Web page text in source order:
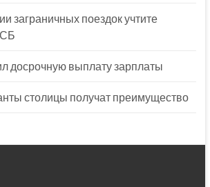
заграничных поездок учтите
досрочную выплату зарплаты
столицы получат преимущество